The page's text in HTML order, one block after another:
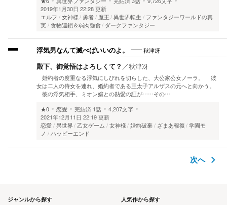
2019年1月30日 22:28 更新
エルフ
女神様 勇者 魔王 異世界転生
ファンタジーワールドの真
実 食物連鎖＆弱肉強食 ダークファンタジー
浮気男なんて滅べばいいのよ。 秋津冴
殿下、御覚悟はよろしくて？ ／秋津冴
婚約者の度重なる浮気にしびれを切らした、大公家公女ノーラ。 彼
女は二人の侍女を連れ、婚約者である王太子アルザスの元へと向かう。
彼の浮気相手、ミオン嬢との熱愛の証が……その…
★0
恋愛 完結済 1話
4,207文字
2021年12月11日 22:19 更新
恋愛 異世界 乙女ゲーム 女神様 婚約破棄 ざまあ報復 学園モ
ノ
ハッピーエンド
次へ
人気作から探す
ジャンルから探す